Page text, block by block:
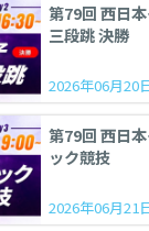
第79回 西日
三段跳 決勝
2026年06月20
第79回 西日
ック競技
2026年06月21